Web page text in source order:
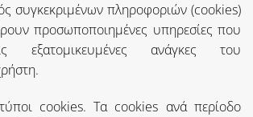
συγκεκριμένων πληροφοριών (cookies)
προσωποποιημένες υπηρεσίες που
εξατομικευμένες ανάγκες του
cookies. Τα cookies ανά περίοδο